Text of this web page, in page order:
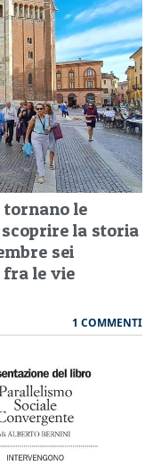
le
la storia
sei
le vie
1 COMMENTI